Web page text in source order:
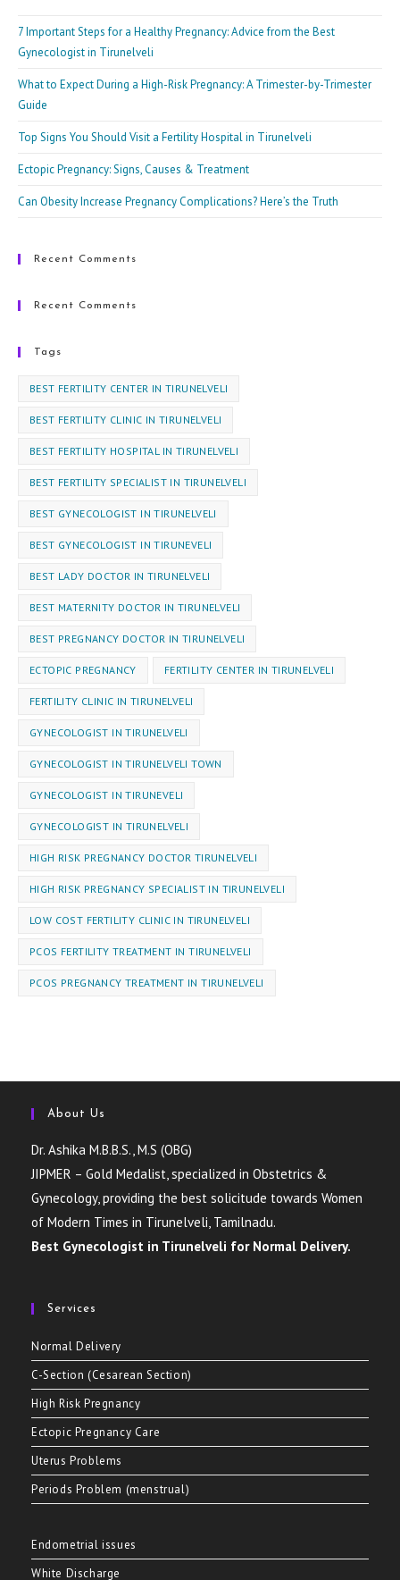
7 Important Steps for a Healthy Pregnancy: Advice from the Best
Gynecologist in Tirunelveli
What to Expect During a High-Risk Pregnancy: A Trimester-by-Trimester
Guide
Top Signs You Should Visit a Fertility Hospital in Tirunelveli
Ectopic Pregnancy: Signs, Causes & Treatment
Can Obesity Increase Pregnancy Complications? Here’s the Truth
Recent Comments
Recent Comments
Tags
BEST FERTILITY CENTER IN TIRUNELVELI
BEST FERTILITY CLINIC IN TIRUNELVELI
BEST FERTILITY HOSPITAL IN TIRUNELVELI
BEST FERTILITY SPECIALIST IN TIRUNELVELI
BEST GYNECOLOGIST IN TIRUNELVELI
BEST GYNECOLOGIST IN TIRUNEVELI
BEST LADY DOCTOR IN TIRUNELVELI
BEST MATERNITY DOCTOR IN TIRUNELVELI
BEST PREGNANCY DOCTOR IN TIRUNELVELI
ECTOPIC PREGNANCY FERTILITY CENTER IN TIRUNELVELI
FERTILITY CLINIC IN TIRUNELVELI
GYNECOLOGIST IN TIRUNELVELI
GYNECOLOGIST IN TIRUNELVELI TOWN
GYNECOLOGIST IN TIRUNEVELI
GYNEC⁠OLOGIST IN TIRUNELVELI
HIGH RISK PREGNANCY DOCTOR TIRUNELVELI
HIGH RISK PREGNANCY SPECIALIST IN TIRUNELVELI
LOW COST FERTILITY CLINIC IN TIRUNELVELI
PCOS FERTILITY TREATMENT IN TIRUNELVELI
PCOS PREGNANCY TREATMENT IN TIRUNELVELI
About Us
Dr. Ashika M.B.B.S., M.S (OBG)
JIPMER – Gold Medalist, specialized in Obstetrics &
Gynecology, providing the best solicitude towards Women
of Modern Times in Tirunelveli, Tamilnadu.
Best Gynecologist in Tirunelveli for Normal Delivery.
Services
Normal Delivery
C-Section (Cesarean Section)
High Risk Pregnancy
Ectopic Pregnancy Care
Uterus Problems
Periods Problem (menstrual)
Endometrial issues
White Discharge